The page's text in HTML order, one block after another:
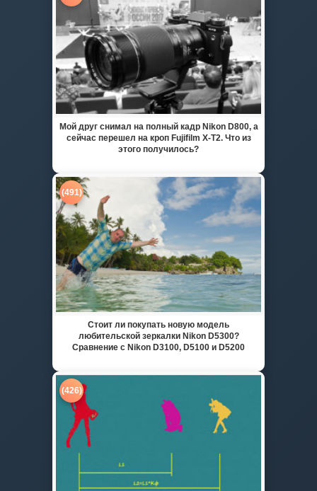
Мой друг снимал на полный кадр Nikon D800, а
сейчас перешел на кроп Fujifilm X-T2. Что из
этого получилось?
(491)
Стоит ли покупать новую модель
любительской зеркалки Nikon D5300?
Сравнение с Nikon D3100, D5100 и D5200
(426)